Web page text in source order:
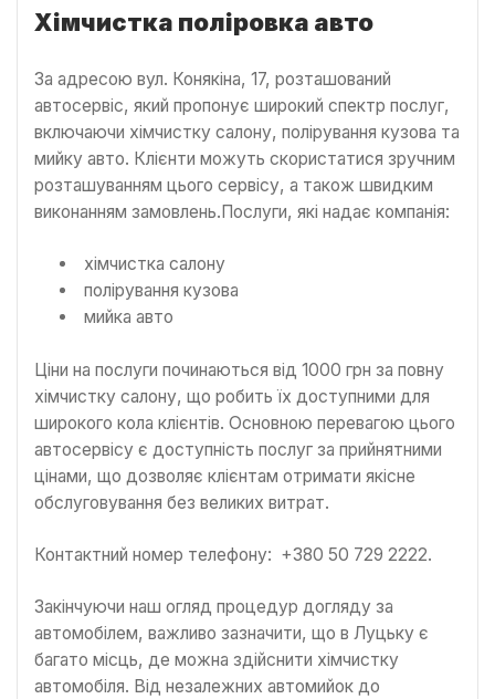
Хімчистка поліровка авто
За адресою вул. Конякіна, 17, розташований
автосервіс, який пропонує широкий спектр послуг,
включаючи хімчистку салону, полірування кузова та
мийку авто. Клієнти можуть скористатися зручним
розташуванням цього сервісу, а також швидким
виконанням замовлень.Послуги, які надає компанія:
хімчистка салону
полірування кузова
мийка авто
Ціни на послуги починаються від 1000 грн за повну
хімчистку салону, що робить їх доступними для
широкого кола клієнтів. Основною перевагою цього
автосервісу є доступність послуг за прийнятними
цінами, що дозволяє клієнтам отримати якісне
обслуговування без великих витрат.
Контактний номер телефону: +380 50 729 2222.
Закінчуючи наш огляд процедур догляду за
автомобілем, важливо зазначити, що в Луцьку є
багато місць, де можна здійснити хімчистку
автомобіля. Від незалежних автомийок до